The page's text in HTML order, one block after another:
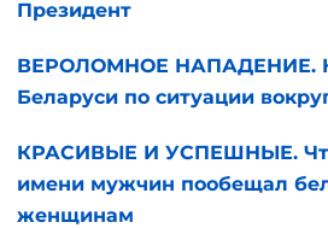
Президент
ВЕРОЛОМНОЕ НАПАДЕНИЕ.
Беларуси по ситуации
КРАСИВЫЕ И УСПЕШНЫЕ.
имени мужчин пообещал
женщинам